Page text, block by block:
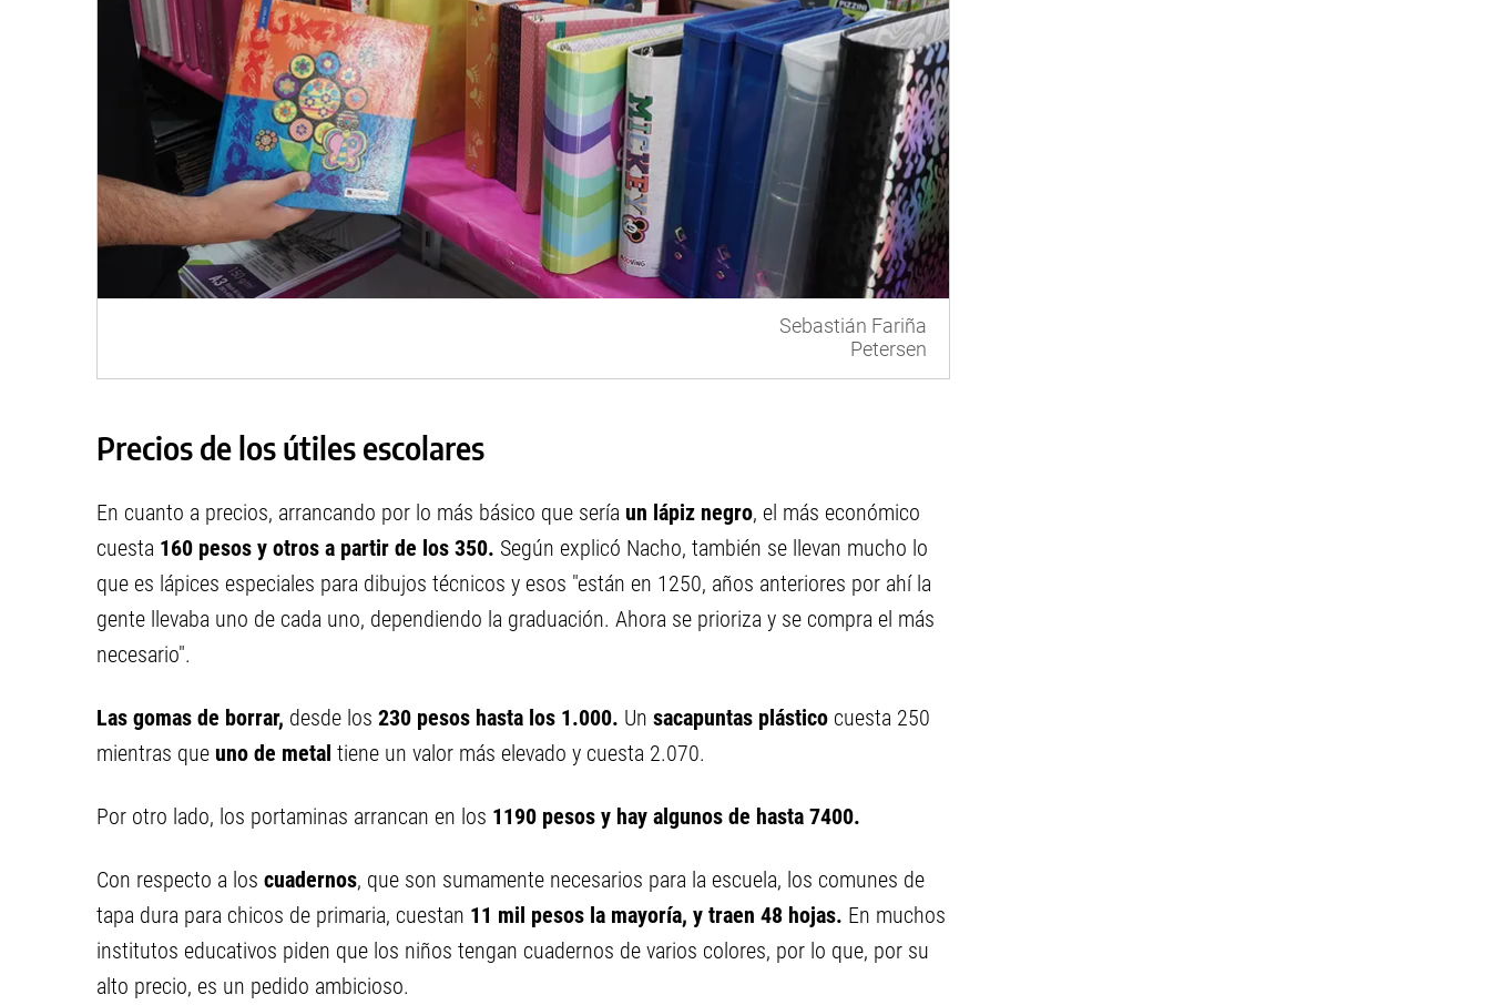
Sebastián Fariña
Petersen
Precios de los útiles escolares
En cuanto a precios, arrancando por lo más básico que sería un lápiz negro, el más económico
cuesta 160 pesos y otros a partir de los 350. Según explicó Nacho, también se llevan mucho lo
que es lápices especiales para dibujos técnicos y esos "están en 1250, años anteriores por ahí la
gente llevaba uno de cada uno, dependiendo la graduación. Ahora se prioriza y se compra el más
necesario".
Las gomas de borrar, desde los 230 pesos hasta los 1.000. Un sacapuntas plástico cuesta 250
mientras que uno de metal tiene un valor más elevado y cuesta 2.070.
Por otro lado, los portaminas arrancan en los 1190 pesos y hay algunos de hasta 7400.
Con respecto a los cuadernos, que son sumamente necesarios para la escuela, los comunes de
tapa dura para chicos de primaria, cuestan 11 mil pesos la mayoría, y traen 48 hojas. En muchos
institutos educativos piden que los niños tengan cuadernos de varios colores, por lo que, por su
alto precio, es un pedido ambicioso.